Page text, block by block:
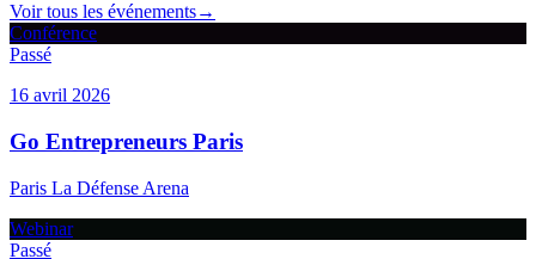
Voir tous les événements→
Conférence
Passé
16 avril 2026
Go Entrepreneurs Paris
Paris La Défense Arena
Webinar
Passé